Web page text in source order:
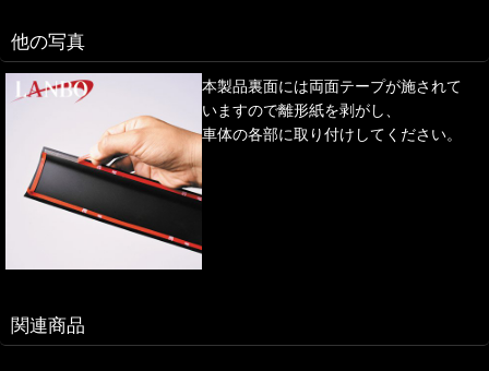
他の写真
本製品裏面には両面テープが施されて
いますので離形紙を剥がし、
車体の各部に取り付けしてください。
関連商品